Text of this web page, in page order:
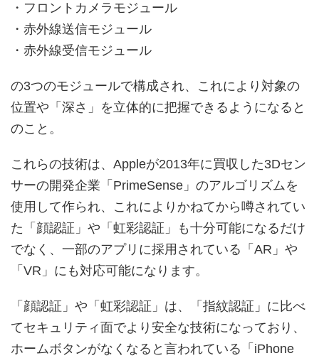
・フロントカメラモジュール
・赤外線送信モジュール
・赤外線受信モジュール
の3つのモジュールで構成され、これにより対象の
位置や「深さ」を立体的に把握できるようになると
のこと。
これらの技術は、Appleが2013年に買収した3Dセン
サーの開発企業「PrimeSense」のアルゴリズムを
使用して作られ、これによりかねてから噂されてい
た「顔認証」や「虹彩認証」も十分可能になるだけ
でなく、一部のアプリに採用されている「AR」や
「VR」にも対応可能になります。
「顔認証」や「虹彩認証」は、「指紋認証」に比べ
てセキュリティ面でより安全な技術になっており、
ホームボタンがなくなると言われている「iPhone